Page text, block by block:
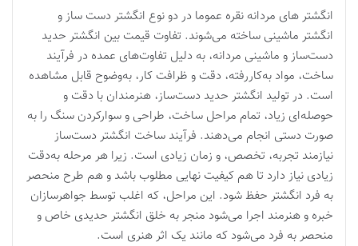
انگشتر های مردانه نقره عموما در دو نوع انگشتر دست ساز و
انگشتر ماشینی ساخته می‌شوند. تفاوت قیمت بین انگشتر حدید
دست‌ساز و ماشینی مردانه، به دلیل تفاوت‌های عمده در فرآیند
ساخت، مواد به‌کاررفته، دقت و ظرافت کار، به‌وضوح قابل‌ مشاهده
است. در تولید انگشتر حدید دست‌ساز، هنرمندان با دقت و
حوصله‌ای زیاد، تمام مراحل ساخت، طراحی و سوارکردن سنگ را به
صورت دستی انجام می‌دهند. فرآیند ساخت انگشتر دست‌ساز
نیازمند تجربه، تخصص، و زمان زیادی است. زیرا هر مرحله به‌دقت
زیادی نیاز دارد تا هم کیفیت نهایی مطلوب باشد و هم طرح منحصر
به فرد انگشتر حفظ شود. این مراحل، که اغلب توسط جواهرسازان
خبره و هنرمند اجرا می‌شود منجر به خلق انگشتر حدیدی خاص و
منحصر به فرد می‌شود که مانند یک اثر هنری است.